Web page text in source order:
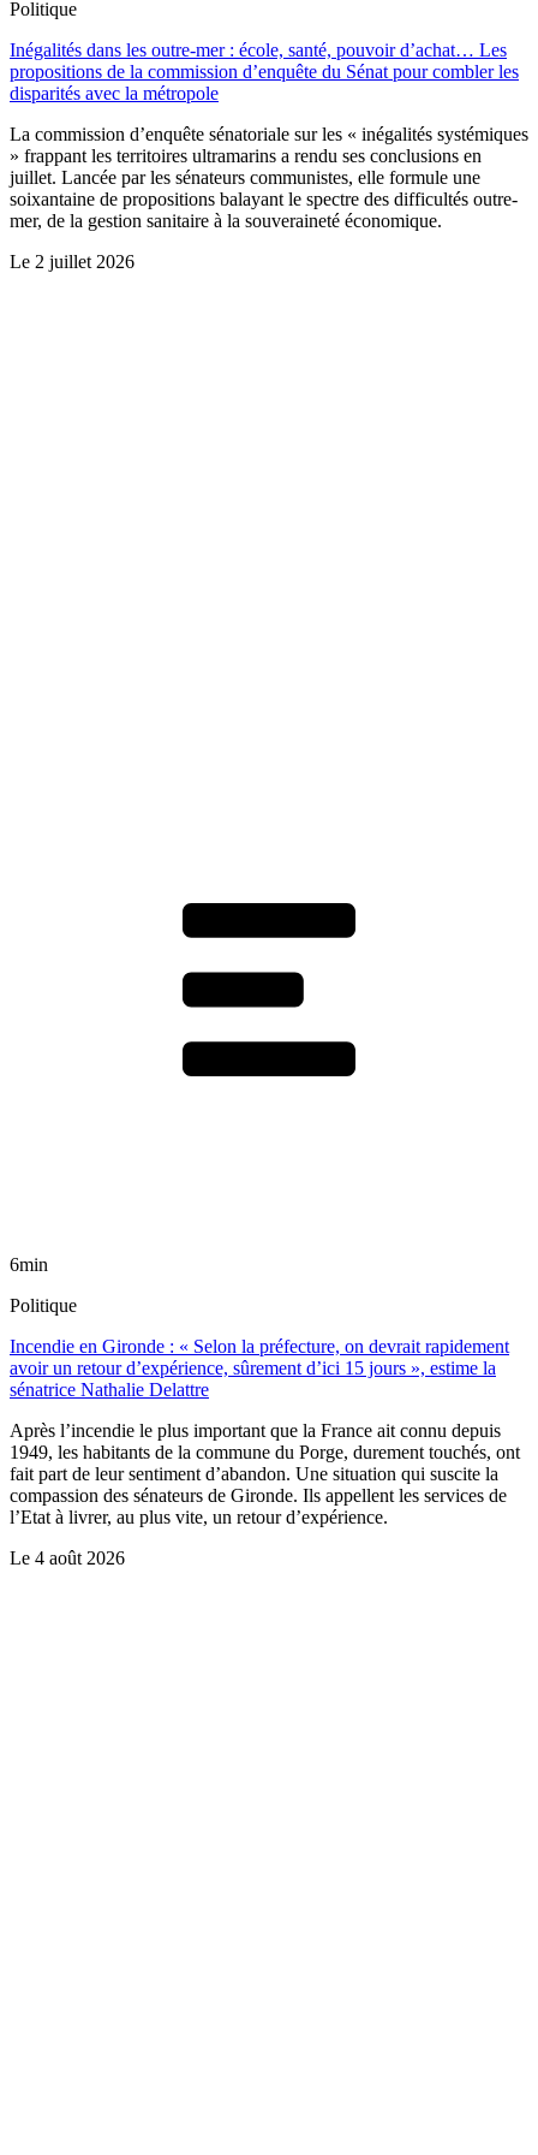
Politique
Inégalités dans les outre-mer : école, santé, pouvoir d’achat… Les
propositions de la commission d’enquête du Sénat pour combler les
disparités avec la métropole
La commission d’enquête sénatoriale sur les « inégalités systémiques
» frappant les territoires ultramarins a rendu ses conclusions en
juillet. Lancée par les sénateurs communistes, elle formule une
soixantaine de propositions balayant le spectre des difficultés outre-
mer, de la gestion sanitaire à la souveraineté économique.
Le 2 juillet 2026
6min
Politique
Incendie en Gironde : « Selon la préfecture, on devrait rapidement
avoir un retour d’expérience, sûrement d’ici 15 jours », estime la
sénatrice Nathalie Delattre
Après l’incendie le plus important que la France ait connu depuis
1949, les habitants de la commune du Porge, durement touchés, ont
fait part de leur sentiment d’abandon. Une situation qui suscite la
compassion des sénateurs de Gironde. Ils appellent les services de
l’Etat à livrer, au plus vite, un retour d’expérience.
Le 4 août 2026